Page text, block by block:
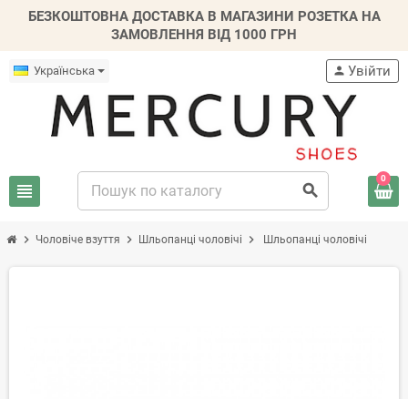
БЕЗКОШТОВНА ДОСТАВКА В МАГАЗИНИ РОЗЕТКА НА
ЗАМОВЛЕННЯ ВІД 1000 ГРН
Українська
view_headline search
person Увійти
0
chevron_right Чоловіче взуття chevron_right Шльопанці чоловічі chevron_right Шльопанці чоловічі